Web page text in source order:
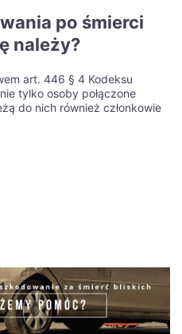
po śmierci
należy?
шансов на
казино для
о том, как увеличить свои
Если вы являетесь
для вас отличные
вам о самых
которые помогут вам
ли вы опытным игроком или
мир азартных игр, эти советы
свои выигрыши и
art. 446 § 4 Kodeksu
tylko osoby połączone
do nich również członkowie